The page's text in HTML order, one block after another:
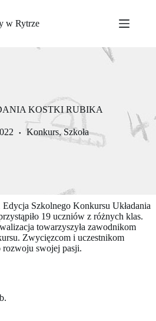
w Rytrze
KOSTKI RUBIKA
Konkurs, Szkoła
Edycja Szkolnego Konkursu Układania
19 uczniów z różnych klas.
towarzyszyła zawodnikom
Zwycięzcom i uczestnikom
rozwoju swojej pasji.